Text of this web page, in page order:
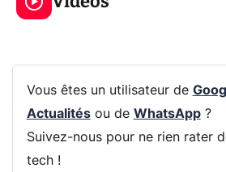
Vous êtes un utilisateur de
Actualitésou de WhatsApp?
Suivez-nous pour ne rien rater
tech !